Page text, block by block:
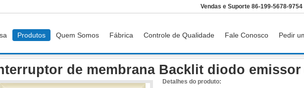
Vendas e Suporte 86-199-5678-9754
Produtos Quem Somos Fábrica Controle de Qualidade Fale Conosco Pedir
de membrana Backlit diodo emissor
Detalhes do produto: